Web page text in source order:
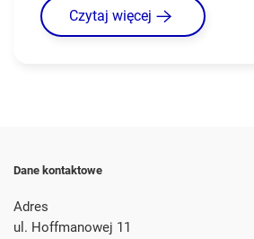
Czytaj więcej
Dane kontaktowe
Adres
ul. Hoffmanowej 11